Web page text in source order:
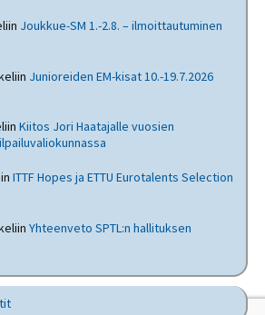
Joukkue-SM 1.-2.8. – ilmoittautuminen
Junioreiden EM-kisat 10.-19.7.2026
Kiitos Jori Haatajalle vuosien
ITTF Hopes ja ETTU Eurotalents Selection
Yhteenveto SPTL:n hallituksen